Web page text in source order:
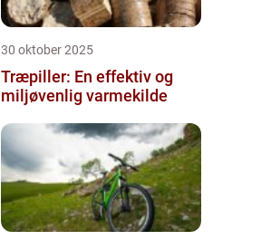
30 oktober 2025
Træpiller: En effektiv og
miljøvenlig varmekilde